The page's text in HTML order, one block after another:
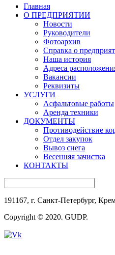
Главная
О ПРЕДПРИЯТИИ
Новости
Руководители
Фотоархив
Справка о
Наша история
Адреса
Вакансии
Реквизиты
УСЛУГИ
Асфальтовые работы
Аренда техники
ДОКУМЕНТЫ
Противодействие
Отдел закупок
Вывоз снега
Весенняя зачистка
КОНТАКТЫ
191167, г. Санкт-Петербург,
Copyright © 2020. GUDP.